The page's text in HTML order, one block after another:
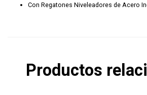
Con Regatones Niveleadores de Acero
Productos